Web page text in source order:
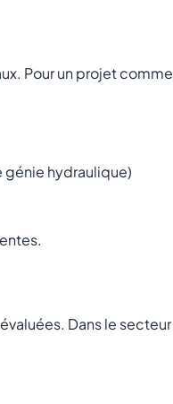
Pour un projet
génie hydraulique)
Dans le